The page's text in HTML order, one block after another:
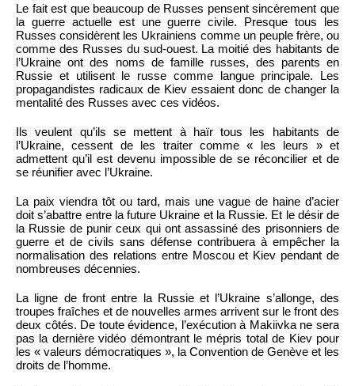
Le fait est que beaucoup de Russes pensent sincèrement que
la guerre actuelle est une guerre civile. Presque tous les
Russes considèrent les Ukrainiens comme un peuple frère, ou
comme des Russes du sud-ouest. La moitié des habitants de
l’Ukraine ont des noms de famille russes, des parents en
Russie et utilisent le russe comme langue principale. Les
propagandistes radicaux de Kiev essaient donc de changer la
mentalité des Russes avec ces vidéos.
Ils veulent qu’ils se mettent à haïr tous les habitants de
l’Ukraine, cessent de les traiter comme « les leurs » et
admettent qu’il est devenu impossible de se réconcilier et de
se réunifier avec l’Ukraine.
La paix viendra tôt ou tard, mais une vague de haine d’acier
doit s’abattre entre la future Ukraine et la Russie. Et le désir de
la Russie de punir ceux qui ont assassiné des prisonniers de
guerre et de civils sans défense contribuera à empêcher la
normalisation des relations entre Moscou et Kiev pendant de
nombreuses décennies.
La ligne de front entre la Russie et l’Ukraine s’allonge, des
troupes fraîches et de nouvelles armes arrivent sur le front des
deux côtés. De toute évidence, l’exécution à Makiivka ne sera
pas la dernière vidéo démontrant le mépris total de Kiev pour
les « valeurs démocratiques », la Convention de Genève et les
droits de l’homme.